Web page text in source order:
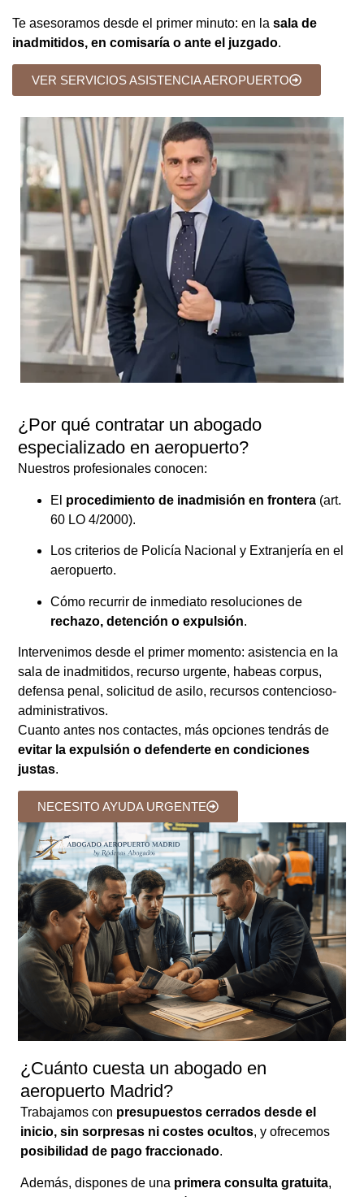
Te asesoramos desde el primer minuto: en la sala de
inadmitidos, en comisaría o ante el juzgado.
VER SERVICIOS ASISTENCIA AEROPUERTO
¿Por qué contratar un abogado
especializado en aeropuerto?
Nuestros profesionales conocen:
El procedimiento de inadmisión en frontera (art.
60 LO 4/2000).
Los criterios de Policía Nacional y Extranjería en el
aeropuerto.
Cómo recurrir de inmediato resoluciones de
rechazo, detención o expulsión.
Intervenimos desde el primer momento: asistencia en la
sala de inadmitidos, recurso urgente, habeas corpus,
defensa penal, solicitud de asilo, recursos contencioso-
administrativos.
Cuanto antes nos contactes, más opciones tendrás de
evitar la expulsión o defenderte en condiciones
justas.
NECESITO AYUDA URGENTE
¿Cuánto cuesta un abogado en
aeropuerto Madrid?
Trabajamos con presupuestos cerrados desde el
inicio, sin sorpresas ni costes ocultos, y ofrecemos
posibilidad de pago fraccionado.
Además, dispones de una primera consulta gratuita,